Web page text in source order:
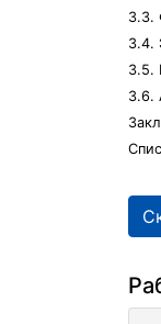
3.3.
3.4.
3.5.
3.6.